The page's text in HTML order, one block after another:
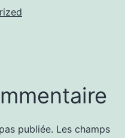
publiée. Les champs